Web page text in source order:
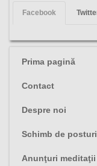
Facebook
Prima pagină
Contact
Despre noi
Schimb de
Anunţuri meditaţii